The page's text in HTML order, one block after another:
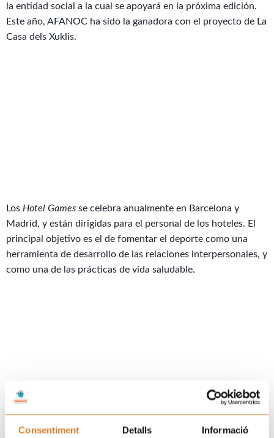
Consentiment Detalls Informació
la entidad social a la cual se apoyará en la próxima edición.
Este año, AFANOC ha sido la ganadora con el proyecto de La
Casa dels Xuklis.
Los Hotel Games se celebra anualmente en Barcelona y
Madrid, y están dirigidas para el personal de los hoteles. El
principal objetivo es el de fomentar el deporte como una
herramienta de desarrollo de las relaciones interpersonales, y
como una de las prácticas de vida saludable.
En la mayoría de las actividades, los dos géneros concurren
en la misma categoría, fomentando los equipos mixtos como